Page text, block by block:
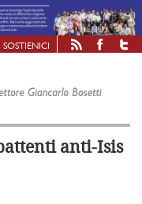
SOSTIENICI
anti-Isis